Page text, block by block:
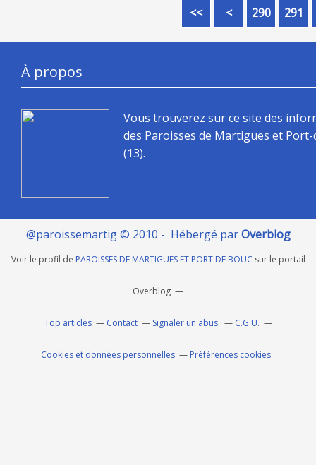
<< < 200
210
220
230
240
250
260
270
280
290 291
À propos
Vous trouverez sur ce site des
des Paroisses de Martigues et
(13).
@paroissemartig © 2010 - Hébergé parOverblog
Voir le profil de PAROISSES DE MARTIGUES ET PORT DE BOUC sur le portail
Overblog
Top articles Contact Signaler un abus C.G.U.
Cookies et données personnelles Préférences cookies